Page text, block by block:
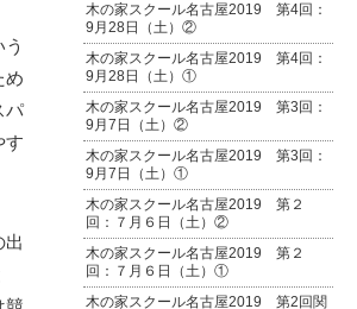
め
パ
す
出
木の家スクール名古屋2019 第4回：
9月28日（土）②
木の家スクール名古屋2019 第4回：
9月28日（土）①
木の家スクール名古屋2019 第3回：
9月7日（土）②
木の家スクール名古屋2019 第3回：
9月7日（土）①
木の家スクール名古屋2019 第２
回：７月６日（土）②
木の家スクール名古屋2019 第２
回：７月６日（土）①
木の家スクール名古屋2019 第2回関